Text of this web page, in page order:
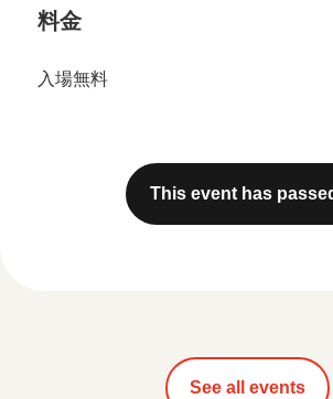
料金
入場無料
This event has
See all events